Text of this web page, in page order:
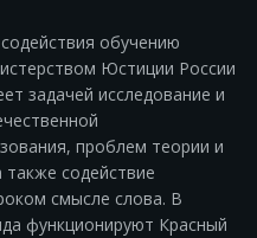
обучению
Юстиции России
задачей исследование и
проблем теории и
содействие
смысле слова. В
функционируют Красный